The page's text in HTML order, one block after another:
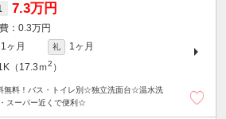
7.3万円
0.3万円
1ヶ月 礼
1ヶ月
（17.3ｍ2 ）
無料！バス・トイレ別☆独立洗面台☆温水洗
スーパー近くで便利☆